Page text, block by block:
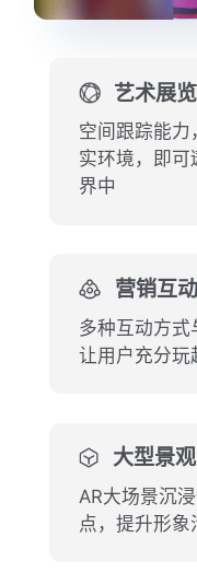
艺术展览
空间跟踪能力
实环境，即可
界中
营销互动
多种互动方式
让用户充分玩
大型景
AR大场景沉
点，提升形